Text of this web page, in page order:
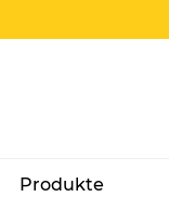
Produkte